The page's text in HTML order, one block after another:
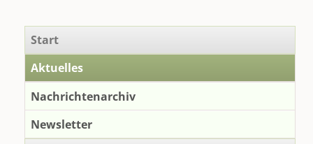
ERZgeBÜRGER
|
24
überspringen
Start
Aktuelles
Nachrichtenarchiv
Newsletter